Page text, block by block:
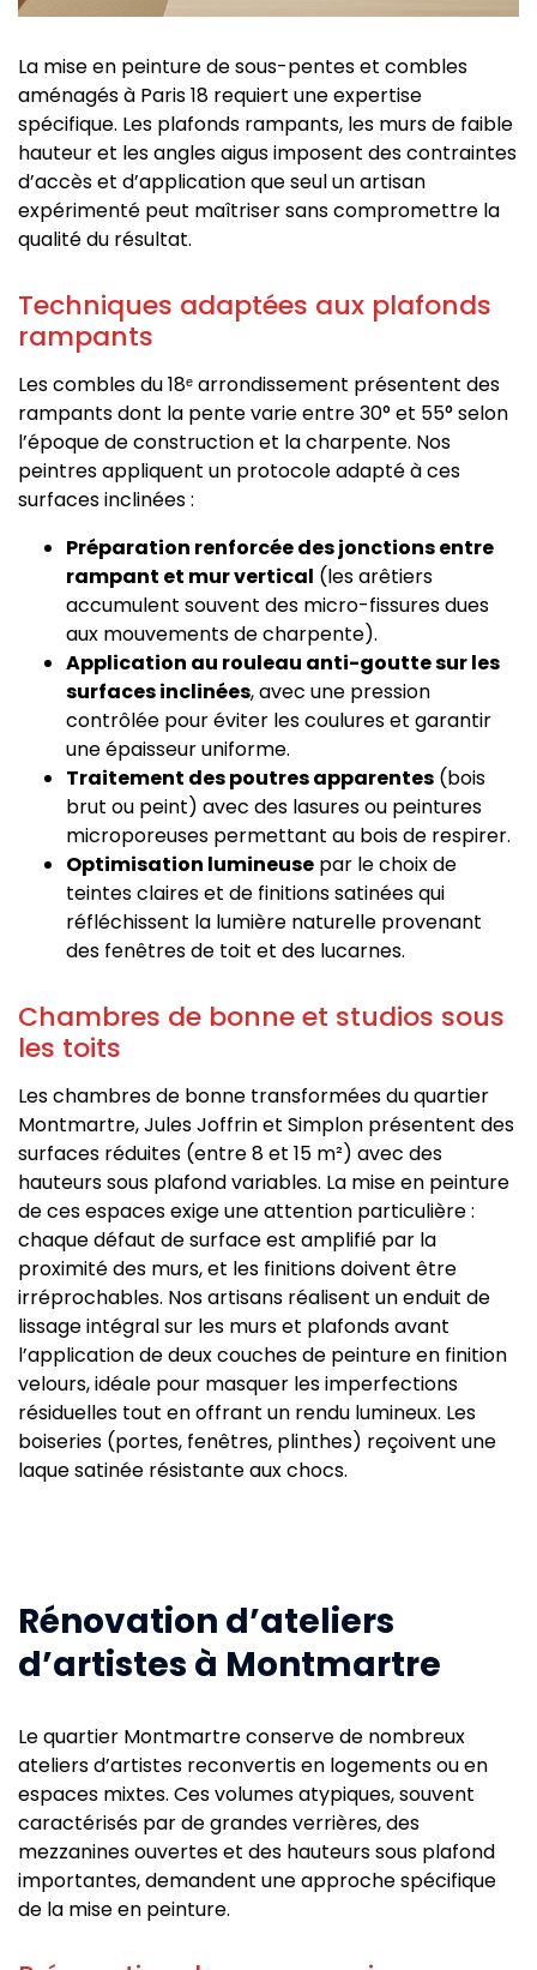
La mise en peinture de sous-pentes et combles
aménagés à Paris 18 requiert une expertise
spécifique. Les plafonds rampants, les murs de faible
hauteur et les angles aigus imposent des contraintes
d’accès et d’application que seul un artisan
expérimenté peut maîtriser sans compromettre la
qualité du résultat.
Techniques adaptées aux plafonds
rampants
Les combles du 18ᵉ arrondissement présentent des
rampants dont la pente varie entre 30° et 55° selon
l’époque de construction et la charpente. Nos
peintres appliquent un protocole adapté à ces
surfaces inclinées :
Préparation renforcée des jonctions entre
rampant et mur vertical (les arêtiers
accumulent souvent des micro-fissures dues
aux mouvements de charpente).
Application au rouleau anti-goutte sur les
surfaces inclinées, avec une pression
contrôlée pour éviter les coulures et garantir
une épaisseur uniforme.
Traitement des poutres apparentes (bois
brut ou peint) avec des lasures ou peintures
microporeuses permettant au bois de respirer.
Optimisation lumineuse par le choix de
teintes claires et de finitions satinées qui
réfléchissent la lumière naturelle provenant
des fenêtres de toit et des lucarnes.
Chambres de bonne et studios sous
les toits
Les chambres de bonne transformées du quartier
Montmartre, Jules Joffrin et Simplon présentent des
surfaces réduites (entre 8 et 15 m²) avec des
hauteurs sous plafond variables. La mise en peinture
de ces espaces exige une attention particulière :
chaque défaut de surface est amplifié par la
proximité des murs, et les finitions doivent être
irréprochables. Nos artisans réalisent un enduit de
lissage intégral sur les murs et plafonds avant
l’application de deux couches de peinture en finition
velours, idéale pour masquer les imperfections
résiduelles tout en offrant un rendu lumineux. Les
boiseries (portes, fenêtres, plinthes) reçoivent une
laque satinée résistante aux chocs.
Rénovation d’ateliers
d’artistes à Montmartre
Le quartier Montmartre conserve de nombreux
ateliers d’artistes reconvertis en logements ou en
espaces mixtes. Ces volumes atypiques, souvent
caractérisés par de grandes verrières, des
mezzanines ouvertes et des hauteurs sous plafond
importantes, demandent une approche spécifique
de la mise en peinture.